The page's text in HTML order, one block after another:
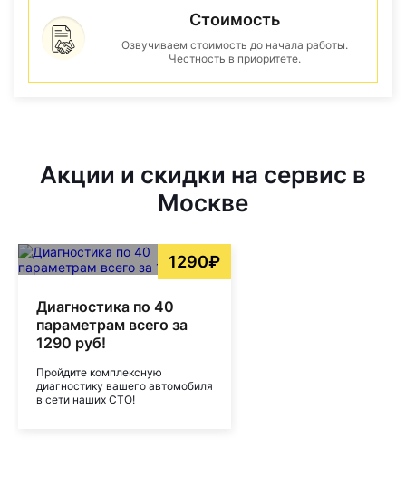
Стоимость
Озвучиваем стоимость до начала работы.
Честность в приоритете.
Акции и скидки на сервис в
Москве
1290₽
Диагностика по 40
параметрам всего за
1290 руб!
Пройдите комплексную
диагностику вашего автомобиля
в сети наших СТО!